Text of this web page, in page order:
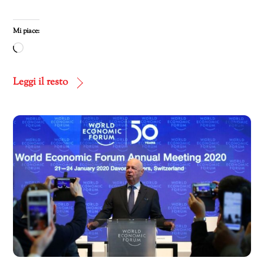
Mi piace:
Caricamento
corso…
Leggi il resto